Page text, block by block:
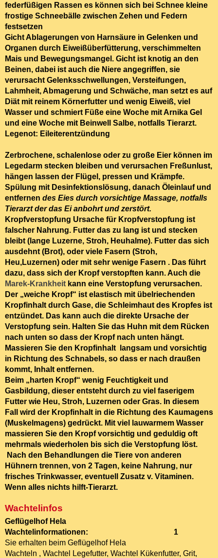
federfüßigen Rassen es können sich bei Schnee kleine
frostige Schneebälle zwischen Zehen und Federn
festsetzen
GichtAblagerungen von Harnsäure in Gelenken und
Organen durch Eiweißüberfütterung, verschimmelten
Mais und Bewegungsmangel. Gicht ist knotig an den
Beinen, dabei ist auch die Niere angegriffen, sie
verursacht Gelenksschwellungen, Versteifungen,
Lahmheit, Abmagerung und Schwäche, man setzt es auf
Diät mit reinem Körnerfutter und wenig Eiweiß, viel
Wasser und schmiert Füße eine Woche mit Arnika Gel
und eine Woche mit Beinwell Salbe, notfalls Tierarzt.
Legenot: Eileiterentzündung
Zerbrochene, schalenlose oder zu große Eier können im
Legedarm stecken bleiben und verursachen Freßunlust,
hängen lassen der Flügel, pressen und Krämpfe.
Spülung mit Desinfektionslösung, danach Öleinlauf und
entfernen des Eies durch vorsichtige Massage, notfalls
Tierarzt der das Ei anbohrt und zerstört.
Kropfverstopfung Ursache für Kropfverstopfung ist
falscher Nahrung. Futter das zu lang ist und stecken
bleibt (lange Luzerne, Stroh, Heuhalme). Futter das sich
ausdehnt (Brot), oder viele Fasern (Stroh,
Heu,Luzernen) oder mit sehr wenige Fasern . Das führt
dazu, dass sich der Kropf verstopften kann. Auch die
Marek-Krankheit kann eine Verstopfung verursachen.
Der „weiche Kropf“ ist elastisch mit übelriechenden
Kropfinhalt durch Gase, die Schleimhaut des Kropfes ist
entzündet. Das kann auch die direkte Ursache der
Verstopfung sein. Halten Sie das Huhn mit dem Rücken
nach unten so dass der Kropf nach unten hängt.
Massieren Sie den Kropfinhalt langsam und vorsichtig
in Richtung des Schnabels, so dass er nach draußen
kommt, Inhalt entfernen.
Beim „harten Kropf“ wenig Feuchtigkeit und
Gasbildung, dieser entsteht durch zu viel faserigem
Futter wie Heu, Stroh, Luzernen oder Gras. In diesem
Fall wird der Kropfinhalt in die Richtung des Kaumagens
(Muskelmagens) gedrückt. Mit viel lauwarmem Wasser
massieren Sie den Kropf vorsichtig und geduldig oft
mehrmals wiederholen bis sich die Verstopfung löst.
Nach den Behandlungen die Tiere von anderen
Hühnern trennen, von 2 Tagen, keine Nahrung, nur
frisches Trinkwasser, eventuell Zusatz v. Vitaminen.
Wenn alles nichts hilft-Tierarzt.
Wachtelinfos
Geflügelhof Hela
Wachtelinformationen: 1
Sie erhalten beim Geflügelhof Hela
Wachteln , Wachtel Legefutter, Wachtel Kükenfutter, Grit,